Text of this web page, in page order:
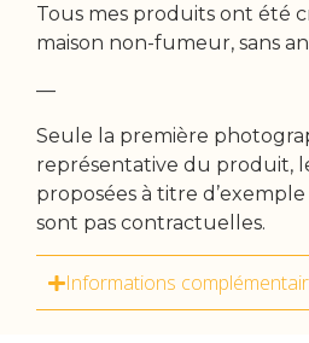
Tous mes produits ont été
maison non-fumeur, sans
—
Seule la première
représentative du produit,
proposées à titre
sont pas contractuelles.
Informations